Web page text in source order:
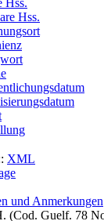
Hss.
Hss.
XML
und Anmerkungen
(Cod. Guelf. 78